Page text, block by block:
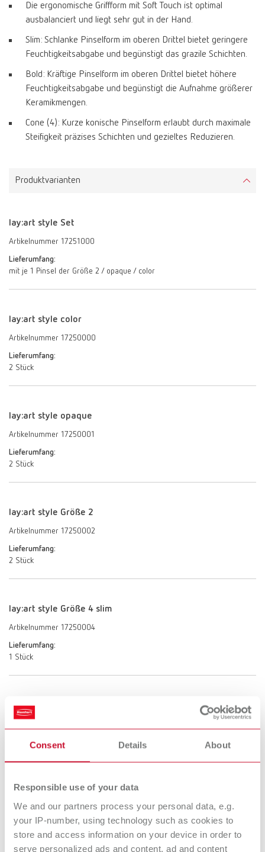
Consent Details About
Responsible use of your data
We and our partners process your personal data, e.g.
your IP-number, using technology such as cookies to
store and access information on your device in order to
serve personalized ads and content, ad and content
Die ergonomische Griffform mit Soft Touch ist optimal
ausbalanciert und liegt sehr gut in der Hand.
Slim: Schlanke Pinselform im oberen Drittel bietet geringere
Feuchtigkeitsabgabe und begünstigt das grazile Schichten.
Bold: Kräftige Pinselform im oberen Drittel bietet höhere
Feuchtigkeitsabgabe und begünstigt die Aufnahme größerer
Keramikmengen.
Cone (4): Kurze konische Pinselform erlaubt durch maximale
Steifigkeit präzises Schichten und gezieltes Reduzieren.
Produktvarianten
lay:art style Set
Artikelnummer 17251000
Lieferumfang:
mit je 1 Pinsel der Größe 2 / opaque / color
lay:art style color
Artikelnummer 17250000
Lieferumfang:
2 Stück
lay:art style opaque
Artikelnummer 17250001
Lieferumfang:
2 Stück
lay:art style Größe 2
Artikelnummer 17250002
Lieferumfang:
2 Stück
lay:art style Größe 4 slim
Artikelnummer 17250004
Lieferumfang:
1 Stück
lay:art style Größe 6 slim
Lieferumfang:
lay:art style Größe 8 slim
Artikelnummer 17250008
Lieferumfang:
1 Stück